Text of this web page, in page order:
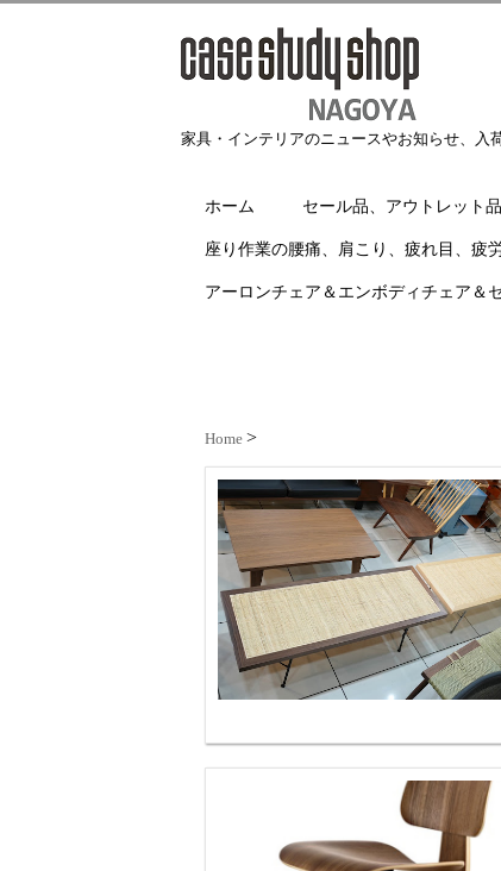
家具・インテリアのニュースやお知らせ、入
ホーム セール品、アウトレット
座り作業の腰痛、肩こり、疲れ目、疲
アーロンチェア＆エンボディチェア＆
Home